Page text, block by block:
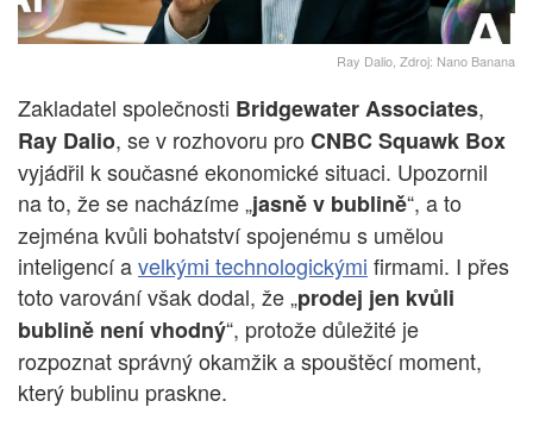
Ray Dalio, Zdroj: Nano Banana
Zakladatel společnosti Bridgewater Associates,
Ray Dalio, se v rozhovoru pro CNBC Squawk Box
vyjádřil k současné ekonomické situaci. Upozornil
na to, že se nacházíme „jasně v bublině“, a to
zejména kvůli bohatství spojenému s umělou
inteligencí avelkými technologickými firmami. I přes
toto varování však dodal, že „prodej jen kvůli
bublině není vhodný“, protože důležité je
rozpoznat správný okamžik a spouštěcí moment,
který bublinu praskne.